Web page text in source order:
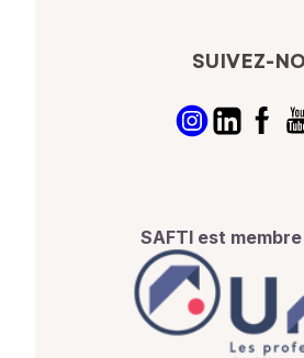
SUIVEZ-
SAFTI est membre